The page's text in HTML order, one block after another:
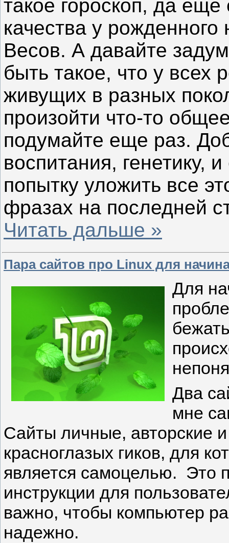
такое гороскоп, да еще
качества у
Весов. А давайте
быть такое, что у всех
живущих в разных
произойти что-то
подумайте еще раз.
воспитания, генетику,
попытку уложить все
фразах на последней
Читать дальше »
Пара сайтов про Linux для
Для
Два
мне
Сайты личные, авторские
красноглазых гиков, для
является самоцелью. Это
инструкции для
важно, чтобы компьютер
надежно.